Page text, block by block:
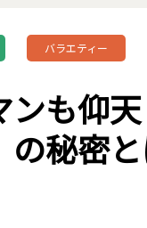
バラエティー
ンも仰
の秘密